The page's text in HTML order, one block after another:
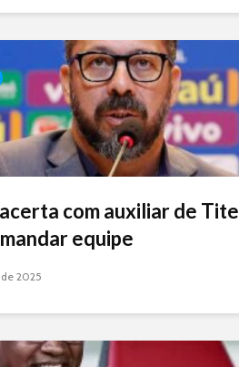
com auxiliar de Tite
equipe
2025